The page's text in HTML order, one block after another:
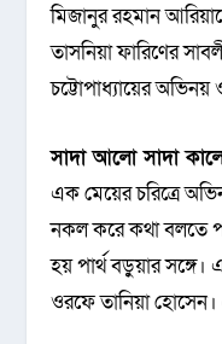
মিজানুর রহমান
তাসনিয়া ফারিণের
চট্টোপাধ্যায়ের
সাদা আলো সাদা
এক মেয়ের চরিত্রে
নকল করে কথা বলতে
হয় পার্থ বড়ুয়ার
ওরফে তানিয়া